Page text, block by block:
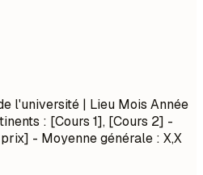
l'université | Lieu Mois Année
: [Cours 1], [Cours 2] -
- Moyenne générale : X,X